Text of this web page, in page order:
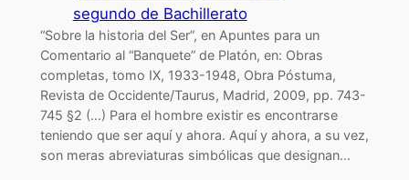
segundo de Bachillerato
“Sobre la historia del Ser”, en Apuntes para un
Comentario al “Banquete” de Platón, en: Obras
completas, tomo IX, 1933-1948, Obra Póstuma,
Revista de Occidente/Taurus, Madrid, 2009, pp. 743-
745 §2 (…) Para el hombre existir es encontrarse
teniendo que ser aquí y ahora. Aquí y ahora, a su vez,
son meras abreviaturas simbólicas que designan…